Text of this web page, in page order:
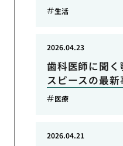
生活
歯科医師に聞
スピースの最新
2026.04.23
医療
2026.04.21